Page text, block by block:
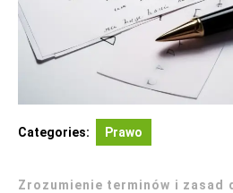
Categories: Prawo
Zrozumienie terminów i zasad